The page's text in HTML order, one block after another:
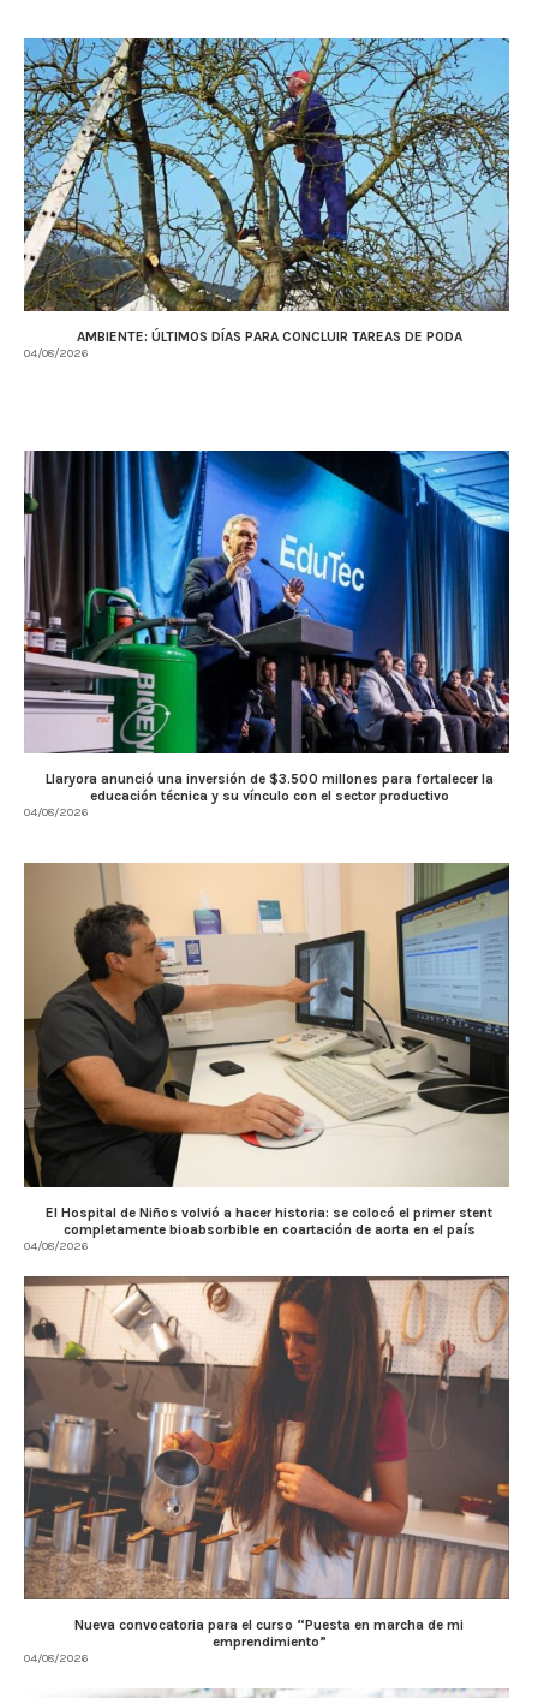
AMBIENTE: ÚLTIMOS DÍAS PARA CONCLUIR TAREAS DE PODA
04/08/2026
Llaryora anunció una inversión de $3.500 millones para fortalecer la
educación técnica y su vínculo con el sector productivo
04/08/2026
El Hospital de Niños volvió a hacer historia: se colocó el primer stent
completamente bioabsorbible en coartación de aorta en el país
04/08/2026
Nueva convocatoria para el curso “Puesta en marcha de mi
emprendimiento”
04/08/2026